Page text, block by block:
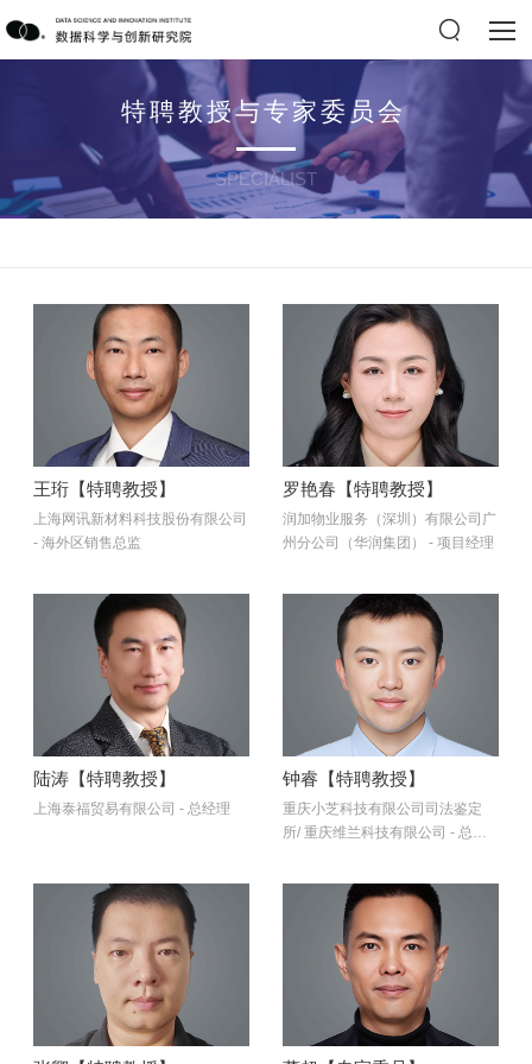
特聘教授与专家委员会
SPECIALIST
王珩【特聘教授】
上海网讯新材料科技股份有限公司
- 海外区销售总监
罗艳春【特聘教授】
润加物业服务（深圳）有限公司广
州分公司（华润集团） - 项目经理
陆涛【特聘教授】
上海泰福贸易有限公司 - 总经理
钟睿【特聘教授】
重庆小芝科技有限公司司法鉴定
所/ 重庆维兰科技有限公司 - 总经